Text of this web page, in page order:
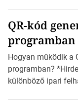
mutatja az A4-es
észak-amerikai
vonatkozik. Boríték
QR-kód
programban
Hogyan működik a
programban?
különböző ipari